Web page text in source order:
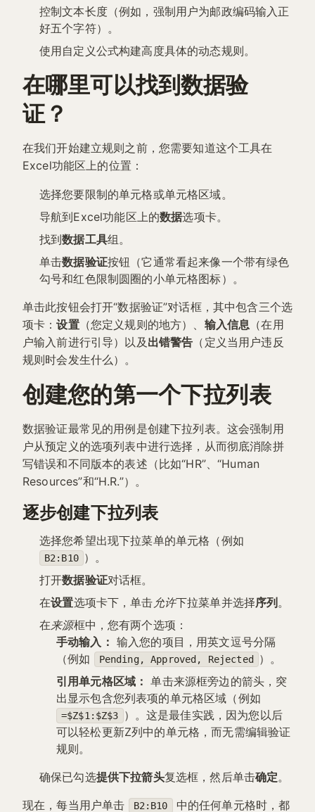
控制文本长度（例如，强制用户为邮政编码输入正
好五个字符）。
使用自定义公式构建高度具体的动态规则。
在哪里可以找到数据验
证？
在我们开始建立规则之前，您需要知道这个工具在
Excel功能区上的位置：
选择您要限制的单元格或单元格区域。
导航到Excel功能区上的数据选项卡。
找到数据工具组。
单击数据验证按钮（它通常看起来像一个带有绿色
勾号和红色限制圆圈的小单元格图标）。
单击此按钮会打开“数据验证”对话框，其中包含三个选
项卡：设置（您定义规则的地方）、 输入信息 （在用
户输入前进行引导）以及 出错警告 （定义当用户违反
规则时会发生什么）。
创建您的第一个下拉列表
数据验证最常见的用例是创建下拉列表。这会强制用
户从预定义的选项列表中进行选择，从而彻底消除拼
写错误和不同版本的表述（比如“HR”、“Human
Resources”和“H.R.”）。
逐步创建下拉列表
选择您希望出现下拉菜单的单元格（例如
B2:B10 ）。
打开数据验证对话框。
在设置选项卡下，单击 允许下拉菜单并选择序列 。
在来源框中，您有两个选项：
手动输入： 输入您的项目，用英文逗号分隔
（例如
Pending, Approved, Rejected
）。
引用单元格区域： 单击来源框旁边的箭头，突
出显示包含您列表项的单元格区域（例如
=$Z$1:$Z$3
）。这是最佳实践，因为您以后
可以轻松更新Z列中的单元格，而无需编辑验证
规则。
确保已勾选提供下拉箭头复选框，然后单击确定。
现在，每当用户单击
B2:B10 中的任何单元格时，都